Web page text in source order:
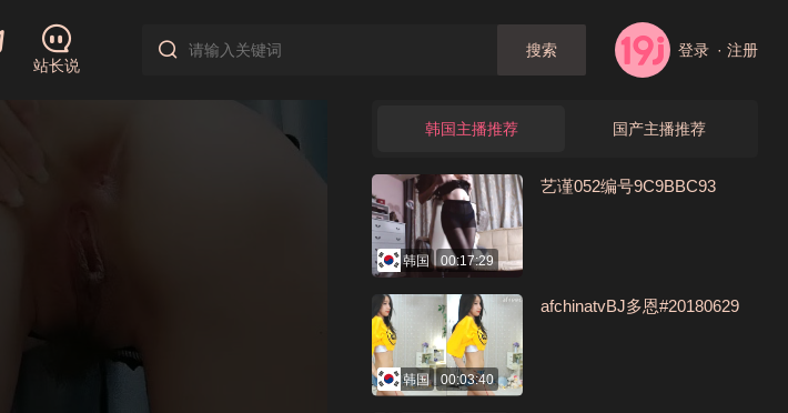
站长说
搜索 登录 · 注册
韩国主播推荐 国产主播推荐
韩国 00:17:29
艺谨052编号9C9BBC93
韩国 00:03:40
afchinatvBJ多恩#20180629